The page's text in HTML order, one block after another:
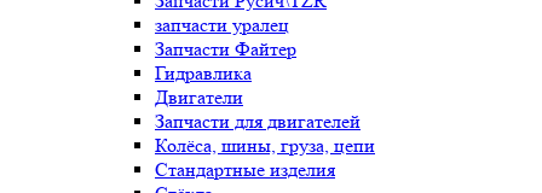
запчасти уралец
Запчасти Файтер
Гидравлика
Двигатели
Запчасти для двигателей
Колёса, шины, груза, цепи
Стандартные изделия